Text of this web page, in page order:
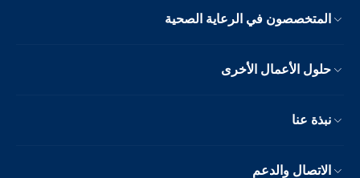
المتخصصون في الرعاية الصحية
حلول الأعمال الأخرى
نبذة عنا
الاتصال والدعم